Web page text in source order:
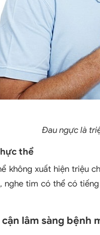
Đau ngực là
thể
không xuất hiện triệu
nghe tim có thể có
lâm sàng bệnh